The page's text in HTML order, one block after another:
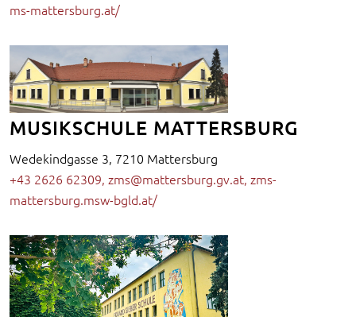
ms-mattersburg.at/
MUSIKSCHULE MATTERSBURG
Wedekindgasse 3, 7210 Mattersburg
+43 2626 62309, zms@mattersburg.gv.at, zms-
mattersburg.msw-bgld.at/